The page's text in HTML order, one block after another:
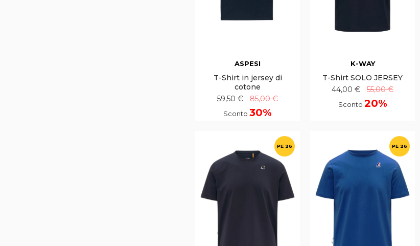
ASPESI
T-Shirt in jersey di
cotone
59,50 €
85,00 €
Sconto 30%
K-WAY
T-Shirt SOLO JERSEY
44,00 €
55,00 €
Sconto 20%
PE 26 PE 26